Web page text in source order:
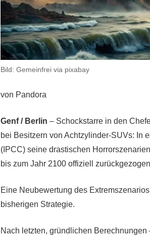
Bild: Gemeinfrei via pixabay
von Pandora
Genf / Berlin – Schockstarre in den
bei Besitzern von Achtzylinder-SUVs: In
(IPCC) seine drastischen
bis zum Jahr 2100 offiziell
Eine Neubewertung des
bisherigen Strategie.
Nach letzten, gründlichen